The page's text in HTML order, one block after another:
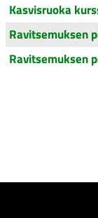
Kasvisruoka
Ravitsemuksen
Ravitsemuksen